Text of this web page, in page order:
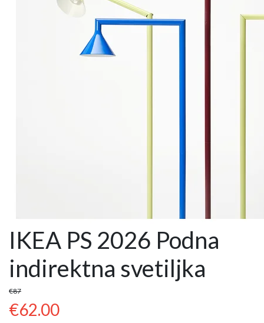
IKEA PS 2026 Podna
indirektna svetiljka
€87
€62.00